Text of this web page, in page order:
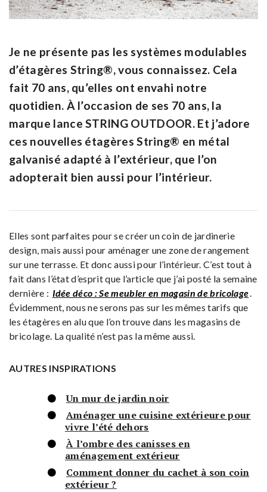
Je ne présente pas les systèmes modulables
d’étagères String®, vous connaissez. Cela
fait 70 ans, qu’elles ont envahi notre
quotidien. À l’occasion de ses 70 ans, la
marque lance STRING OUTDOOR. Et j’adore
ces nouvelles étagères String® en métal
galvanisé adapté à l’extérieur, que l’on
adopterait bien aussi pour l’intérieur.
Elles sont parfaites pour se créer un coin de jardinerie
design, mais aussi pour aménager une zone de rangement
sur une terrasse. Et donc aussi pour l’intérieur. C’est tout à
fait dans l’état d’esprit que l’article que j’ai posté la semaine
dernière : Idée déco : Se meubler en magasin de bricolage.
Évidemment, nous ne serons pas sur les mêmes tarifs que
les étagères en alu que l’on trouve dans les magasins de
bricolage. La qualité n’est pas la même aussi.
AUTRES INSPIRATIONS
Un mur de jardin noir
Aménager une cuisine extérieure pour
vivre l’été dehors
À l’ombre des canisses en
aménagement extérieur
Comment donner du cachet à son coin
extérieur ?